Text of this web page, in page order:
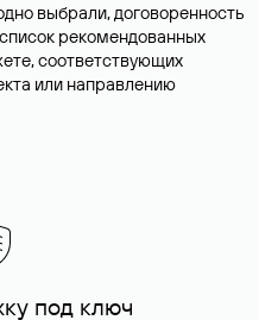
выбрали, договоренность
рекомендованных
соответствующих
или направлению
под ключ